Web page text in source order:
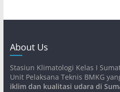
About Us
Stasiun Klimatologi Kelas I
Unit Pelaksana Teknis BMKG
iklim dan kualitasi udara di